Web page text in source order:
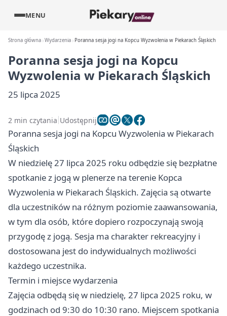
MENU
Strona główna Wydarzenia Poranna sesja jogi na Kopcu Wyzwolenia w Piekarach Śląskich
Poranna sesja jogi na Kopcu
Wyzwolenia w Piekarach Śląskich
25 lipca 2025
2 min czytania Udostępnij
Poranna sesja jogi na Kopcu Wyzwolenia w Piekarach
Śląskich
W niedzielę 27 lipca 2025 roku odbędzie się bezpłatne
spotkanie z jogą w plenerze na terenie Kopca
Wyzwolenia w Piekarach Śląskich. Zajęcia są otwarte
dla uczestników na różnym poziomie zaawansowania,
w tym dla osób, które dopiero rozpoczynają swoją
przygodę z jogą. Sesja ma charakter rekreacyjny i
dostosowana jest do indywidualnych możliwości
każdego uczestnika.
Termin i miejsce wydarzenia
Zajęcia odbędą się w niedzielę, 27 lipca 2025 roku, w
godzinach od 9:30 do 10:30 rano. Miejscem spotkania